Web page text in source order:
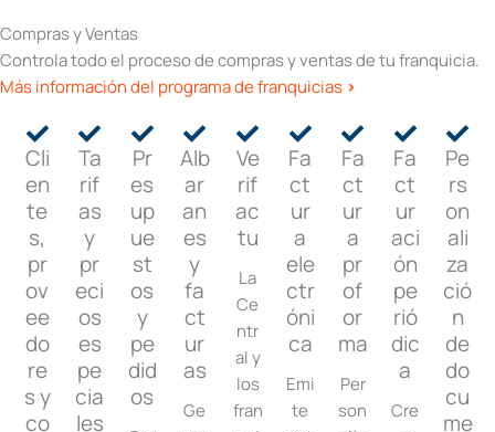
Compras y Ventas
Controla todo el proceso de compras y ventas de tu franquicia.
Más información del programa de franquicias >
Cli
en
te
s,
pr
ov
ee
do
re
s y
co
Ta
rif
as
y
pr
eci
os
es
pe
cia
les
Pr
es
up
ue
st
os
y
pe
did
os
Alb
ar
an
es
y
fa
ct
ur
as
Ge
Ve
rif
ac
tu
La
Ce
ntr
al y
los
fran
Fa
ct
ur
a
ele
ctr
óni
ca
Emi
te
Fa
ct
ur
a
pr
of
or
ma
Per
son
Fa
ct
ur
aci
ón
pe
rió
dic
a
Cre
Pe
rs
on
ali
za
ció
n
de
do
cu
me